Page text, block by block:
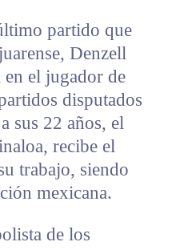
partido que
Denzell
el jugador de
disputados
sus 22 años, el
recibe el
trabajo, siendo
mexicana.
de los